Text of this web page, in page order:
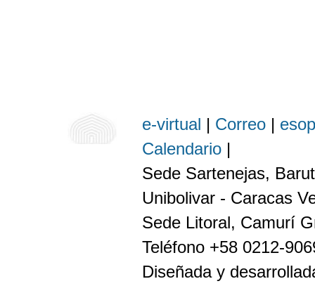
e-virtual | Correo|
Calendario|
Sede Sartenejas,
Unibolivar - Caracas
Sede Litoral, Camurí
Teléfono +58 0212-
Diseñada y